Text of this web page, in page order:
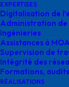
EXPERTISES
Digitalisation de
Administration de
Ingénieries
Assistances à
Supervision de
Intégrité des
Formations,
RÉALISATIONS